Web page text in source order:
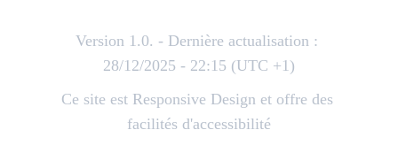
Version 1.0. - Dernière actualisation :
28/12/2025 - 22:15 (UTC +1)
Ce site est Responsive Design et offre des
facilités d'accessibilité